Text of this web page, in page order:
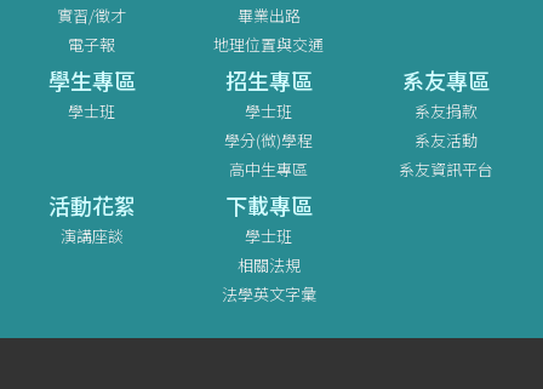
實習/徵才
電子報
畢業出路
地理位置與交通
學生專區
學士班
招生專區
學士班
學分(微)學程
高中生專區
系友專區
系友捐款
系友活動
系友資訊平台
活動花絮
演講座談
下載專區
學士班
相關法規
法學英文字彙